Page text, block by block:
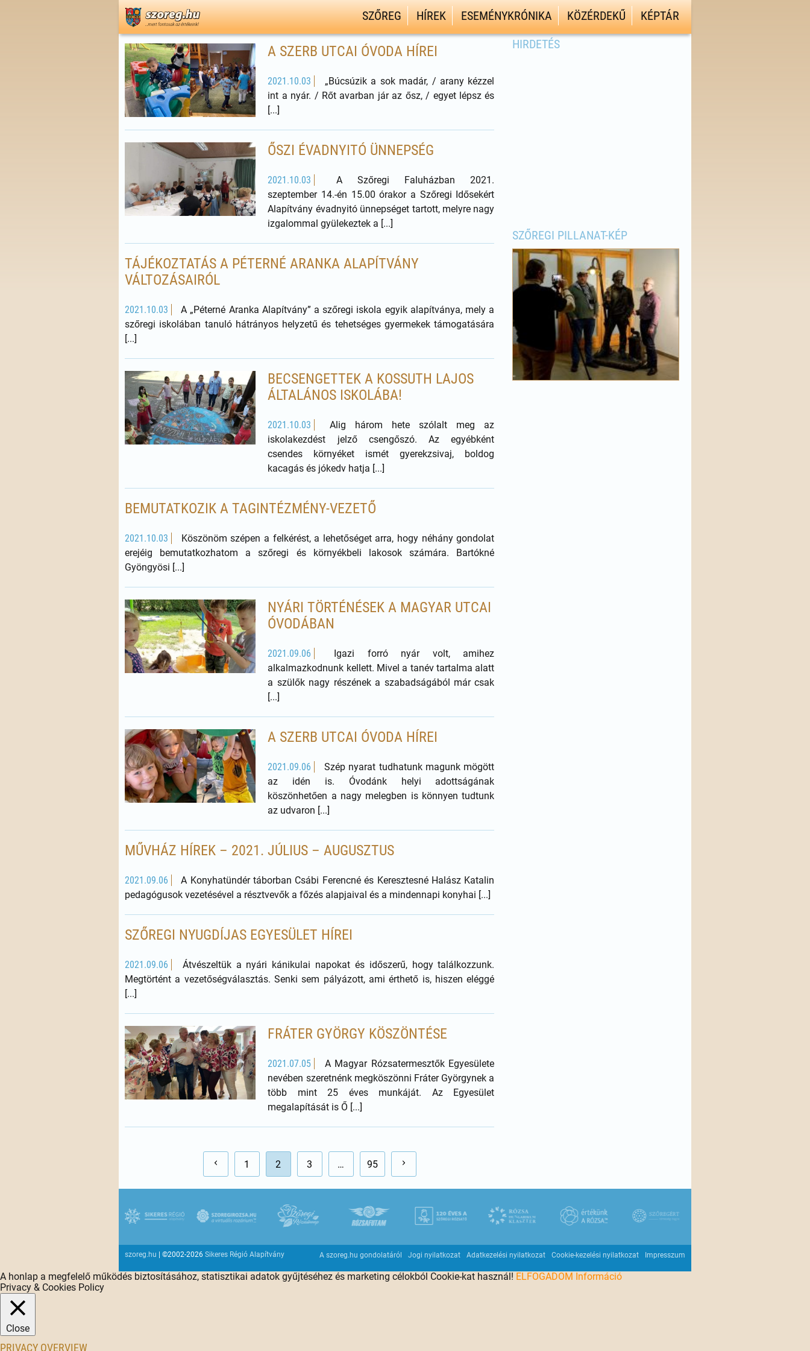
SZŐREG HÍREK ESEMÉNYKRÓNIKA KÖZÉRDEKŰ KÉPTÁR
A SZERB UTCAI ÓVODA HÍREI
2021.10.03
„Búcsúzik a sok madár, / arany kézzel
int a nyár. / Rőt avarban jár az ősz, / egyet lépsz és
[...]
ŐSZI ÉVADNYITÓ ÜNNEPSÉG
2021.10.03
A Szőregi Faluházban 2021.
szeptember 14.-én 15.00 órakor a Szőregi Idősekért
Alapítvány évadnyitó ünnepséget tartott, melyre nagy
izgalommal gyülekeztek a [...]
TÁJÉKOZTATÁS A PÉTERNÉ ARANKA ALAPÍTVÁNY
VÁLTOZÁSAIRÓL
2021.10.03
A „Péterné Aranka Alapítvány” a szőregi iskola egyik alapítványa, mely a
szőregi iskolában tanuló hátrányos helyzetű és tehetséges gyermekek támogatására
[...]
BECSENGETTEK A KOSSUTH LAJOS
ÁLTALÁNOS ISKOLÁBA!
2021.10.03
Alig három hete szólalt meg az
iskolakezdést jelző csengőszó. Az egyébként
csendes környéket ismét gyerekzsivaj, boldog
kacagás és jókedv hatja [...]
BEMUTATKOZIK A TAGINTÉZMÉNY-VEZETŐ
2021.10.03
Köszönöm szépen a felkérést, a lehetőséget arra, hogy néhány gondolat
erejéig bemutatkozhatom a szőregi és környékbeli lakosok számára. Bartókné
Gyöngyösi [...]
NYÁRI TÖRTÉNÉSEK A MAGYAR UTCAI
ÓVODÁBAN
2021.09.06
Igazi forró nyár volt, amihez
alkalmazkodnunk kellett. Mivel a tanév tartalma alatt
a szülők nagy részének a szabadságából már csak
[...]
A SZERB UTCAI ÓVODA HÍREI
2021.09.06
Szép nyarat tudhatunk magunk mögött
az idén is. Óvodánk helyi adottságának
köszönhetően a nagy melegben is könnyen tudtunk
az udvaron [...]
MŰVHÁZ HÍREK – 2021. JÚLIUS – AUGUSZTUS
2021.09.06
A Konyhatündér táborban Csábi Ferencné és Keresztesné Halász Katalin
pedagógusok vezetésével a résztvevők a főzés alapjaival és a mindennapi konyhai [...]
SZŐREGI NYUGDÍJAS EGYESÜLET HÍREI
2021.09.06
Átvészeltük a nyári kánikulai napokat és időszerű, hogy találkozzunk.
Megtörtént a vezetőségválasztás. Senki sem pályázott, ami érthető is, hiszen eléggé
[...]
FRÁTER GYÖRGY KÖSZÖNTÉSE
2021.07.05
A Magyar Rózsatermesztők Egyesülete
nevében szeretnénk megköszönni Fráter Györgynek a
több mint 25 éves munkáját. Az Egyesület
megalapítását is Ő [...]
1 2 3 … 95
HIRDETÉS
SZŐREGI PILLANAT-KÉP
szoreg.hu | ©2002-2026 Sikeres Régió Alapítvány A szoreg.hu gondolatáról Jogi nyilatkozat Adatkezelési nyilatkozat Cookie-kezelési nyilatkozat Impresszum
A honlap a megfelelő működés biztosításához, statisztikai adatok gyűjtéséhez és marketing célokból Cookie-kat használ! ELFOGADOM Információ
Privacy & Cookies Policy
Close
PRIVACY OVERVIEW